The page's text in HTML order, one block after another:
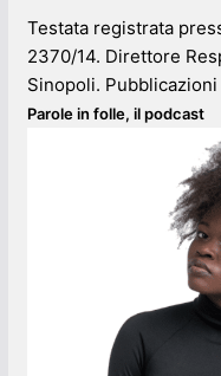
Testata registrata
2370/14. Direttore
Sinopoli.
Parole in folle, il podcast